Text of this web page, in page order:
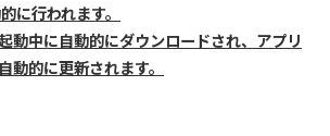
に行われます。
中に自動的にダウンロードされ、アプリ
動的に更新されます。